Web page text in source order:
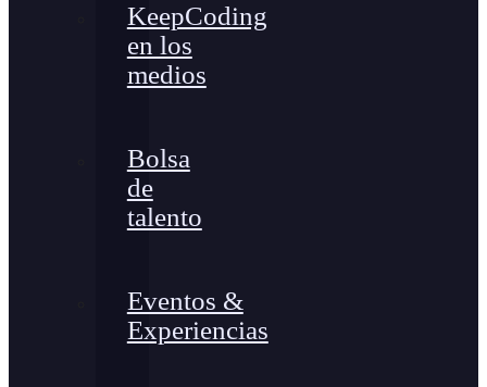
KeepCoding
en los
medios
Bolsa
de
talento
Eventos &
Experiencias